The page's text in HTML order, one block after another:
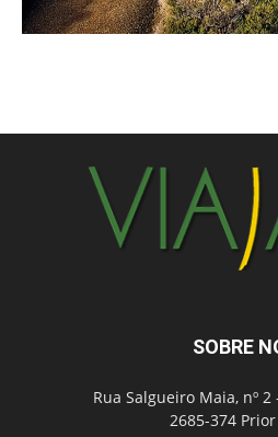
SOBRE
Rua Salgueiro Maia, nº 2
2685-374